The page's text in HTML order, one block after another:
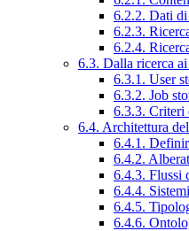
6.2.2. Dati
6.2.3.
6.2.4.
6.3. Dalla ricerca
6.3.1. User
6.3.2. Job
6.3.3. Criteri
6.4. Architettura
6.4.1.
6.4.2.
6.4.3. Flussi
6.4.4.
6.4.5.
6.4.6.